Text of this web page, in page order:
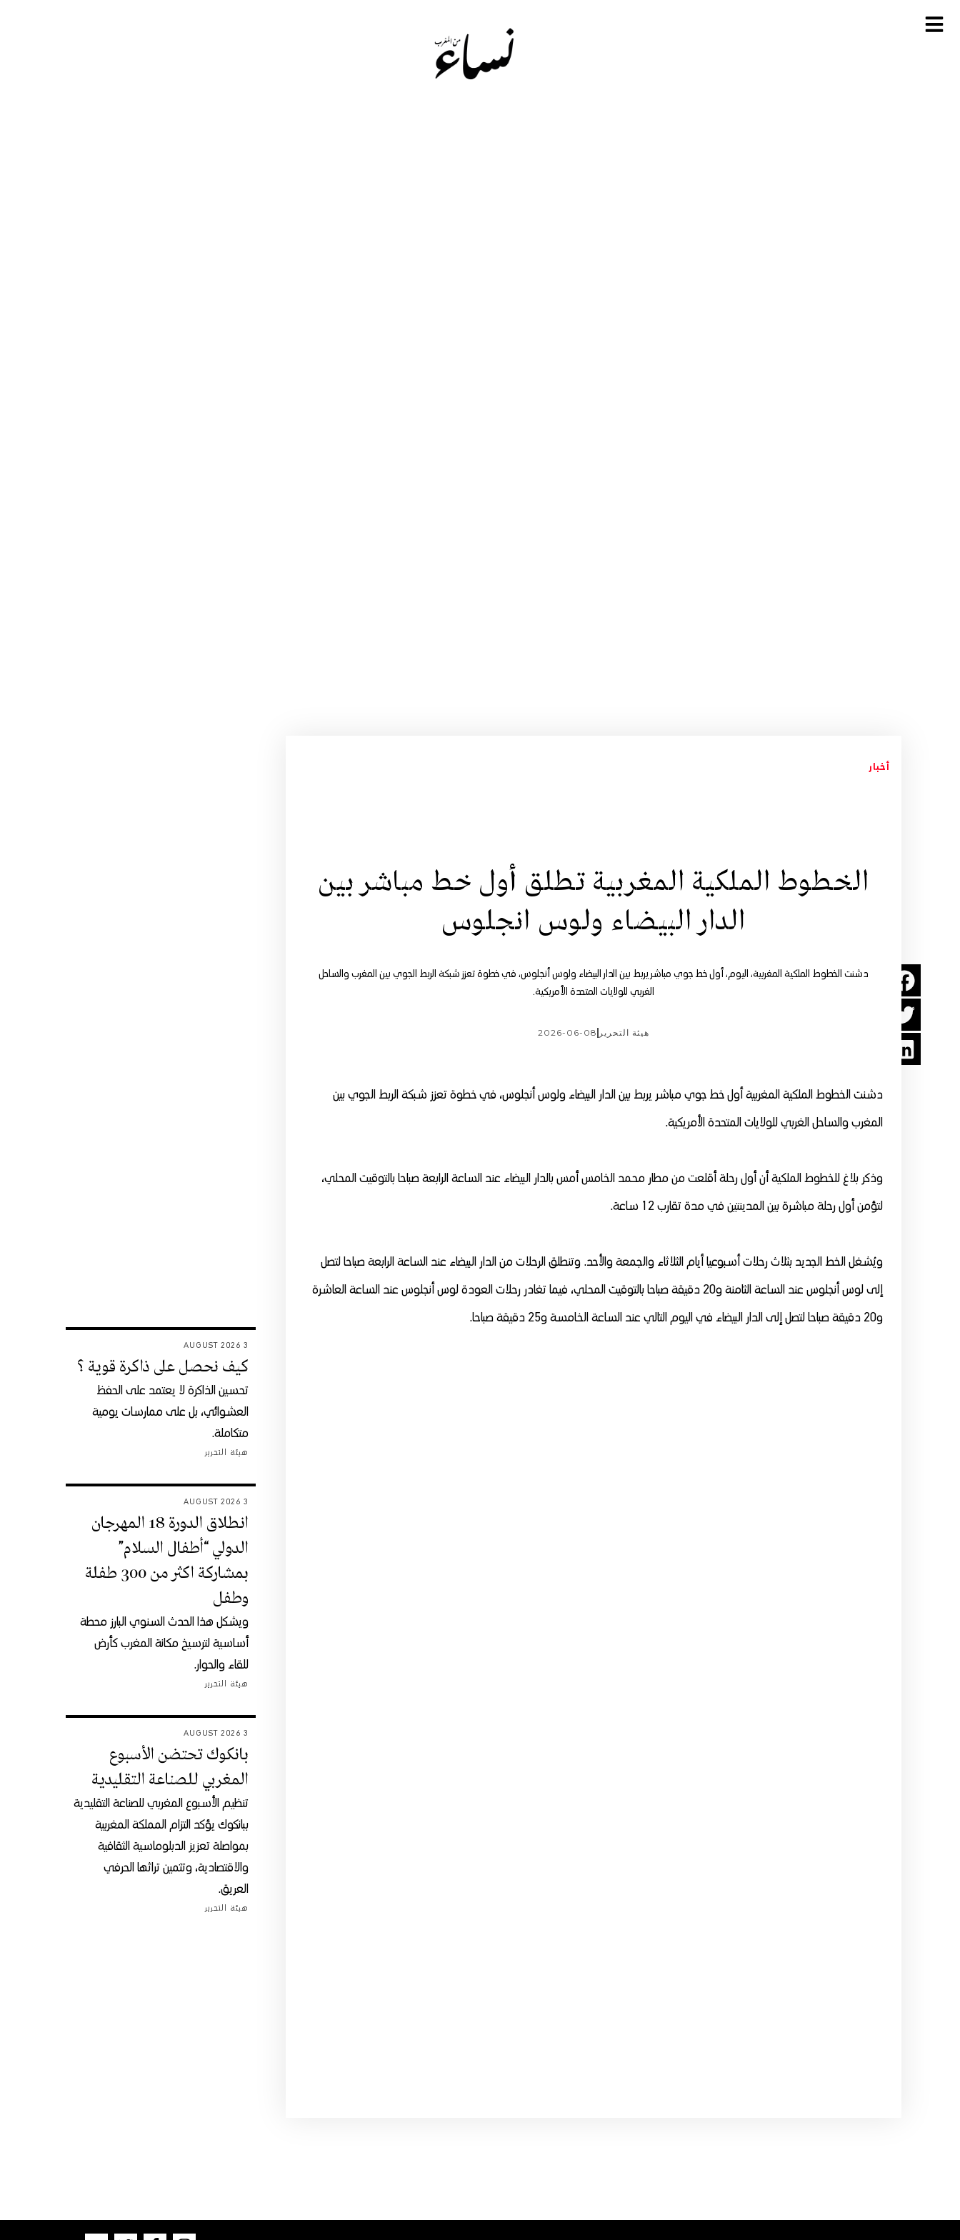
أخبار
الخطوط الملكية المغربية تطلق أول خط مباشر بين
الدار البيضاء ولوس انجلوس
دشنت الخطوط الملكية المغربية، اليوم، أول خط جوي مباشر يربط بين الدار البيضاء ولوس أنجلوس، في خطوة تعزز شبكة الربط الجوي بين المغرب والساحل
الغربي للولايات المتحدة الأمريكية.
هيئة التحرير 2026-06-08
دشنت الخطوط الملكية المغربية أول خط جوي مباشر يربط بين الدار البيضاء ولوس أنجلوس، في خطوة تعزز شبكة الربط الجوي بين
المغرب والساحل الغربي للولايات المتحدة الأمريكية.
وذكر بلاغ للخطوط الملكية أن أول رحلة أقلعت من مطار محمد الخامس أمس بالدار البيضاء عند الساعة الرابعة صباحا بالتوقيت المحلي،
لتؤمن أول رحلة مباشرة بين المدينتين في مدة تقارب 12 ساعة.
ويُشغل الخط الجديد بثلاث رحلات أسبوعيا أيام الثلاثاء والجمعة والأحد. وتنطلق الرحلات من الدار البيضاء عند الساعة الرابعة صباحا لتصل
إلى لوس أنجلوس عند الساعة الثامنة و20 دقيقة صباحا بالتوقيت المحلي، فيما تغادر رحلات العودة لوس أنجلوس عند الساعة العاشرة
و20 دقيقة صباحا لتصل إلى الدار البيضاء في اليوم التالي عند الساعة الخامسة و25 دقيقة صباحا.
3 AUGUST 2026
كيف نحصل على ذاكرة قوية ؟
تحسين الذاكرة لا يعتمد على الحفظ
العشوائي، بل على ممارسات يومية
متكاملة.
هيئة التحرير
3 AUGUST 2026
انطلاق الدورة 18 المهرجان
الدولي “أطفال السلام”
بمشاركة اكثر من 300 طفلة
وطفل
ويشكل هذا الحدث السنوي البارز محطة
أساسية لترسيخ مكانة المغرب كأرض
للقاء والحوار.
هيئة التحرير
3 AUGUST 2026
بانكوك تحتضن الأسبوع
المغربي للصناعة التقليدية
تنظيم الأسبوع المغربي للصناعة التقليدية
ببانكوك يؤكد التزام المملكة المغربية
بمواصلة تعزيز الدبلوماسية الثقافية
والاقتصادية، وتثمين تراثها الحرفي
العريق.
هيئة التحرير